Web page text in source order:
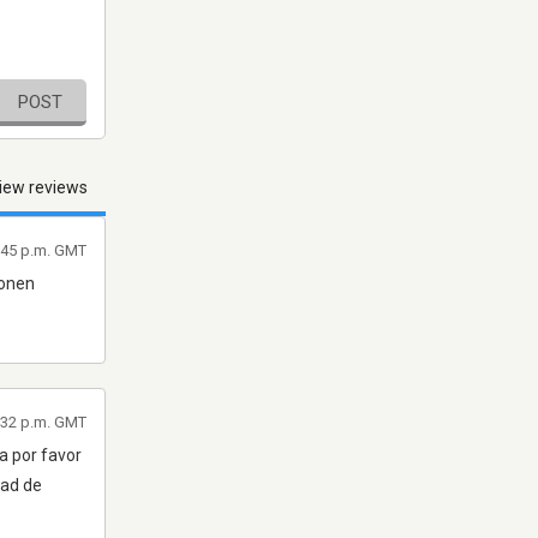
POST
reviews
p.m. GMT
por favor
de
p.m. GMT